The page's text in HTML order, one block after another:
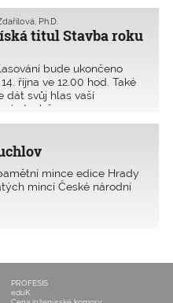
titul Stavba roku
Ph.D.
bude ukončeno
října ve 12.00 hod. Také
dát svůj hlas vaší
stavbě na
Nominace budou
na slavnostním večeru ve
září 2020 v Dopravní hale
udílení titulů a
proběhne 15. října 2020
kapli v Praze.
mince edice Hrady
mincí České národní
PROFESIS
eduK